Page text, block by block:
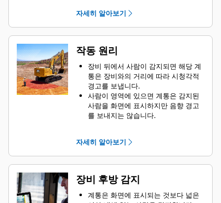
물을 구분합니다.
운전실 내 시청각적 경고를 통해 장비
주위에서 일하는 지상 작업자의 상해
위험을 줄입니다.
자세히 알아보기
작동 원리
장비 뒤에서 사람이 감지되면 해당 계
통은 장비와의 거리에 따라 시청각적
경고를 보냅니다.
사람이 영역에 있으면 계통은 감지된
사람을 화면에 표시하지만 음향 경고
를 보내지는 않습니다.
향 경고를 보내지는 않습니다.
사람이영역에 있으면 계통은 감지된
사람을 화면에 표시하고 지속적인 음
성 경고를 보냅니다.
화면에 표시되는 모든 사람은 빨간색
상자로 식별됩니다.
자세히 알아보기
장비 후방 감지
계통은 화면에 표시되는 것보다 넓은